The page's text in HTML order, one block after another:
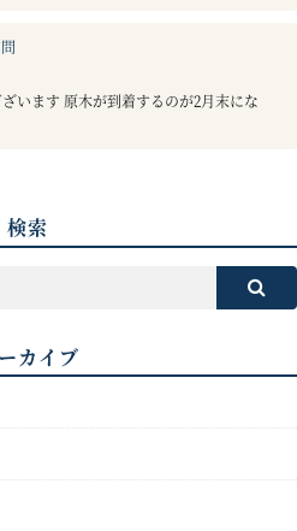
います 原木が到着するのが2月末にな
検索
カイブ